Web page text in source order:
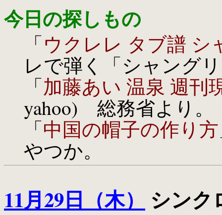
今日の探しもの
「ウクレレ タブ譜 シ
レで弾く「シャング
「加藤あい 温泉 週刊
yahoo) 総務省より。
「中国の帽子の作り方
やつか。
11月29日（木） シンク